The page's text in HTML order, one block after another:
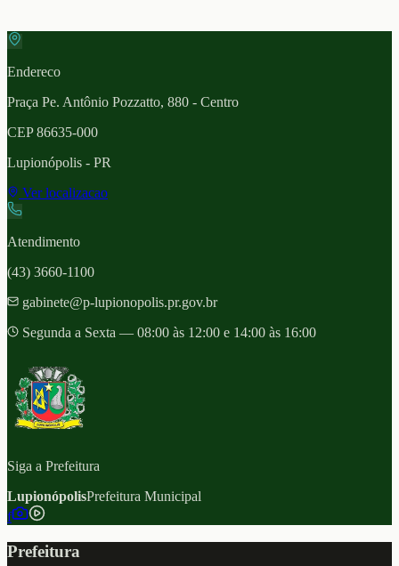
Endereco
Praça Pe. Antônio Pozzatto, 880 - Centro
CEP86635-000
Lupionópolis - PR
Ver localizacao
Atendimento
(43) 3660-1100
gabinete@p-lupionopolis.pr.gov.br
Segunda a Sexta — 08:00 às 12:00 e 14:00 às 16:00
Siga a Prefeitura
LupionópolisPrefeitura Municipal
f
Prefeitura